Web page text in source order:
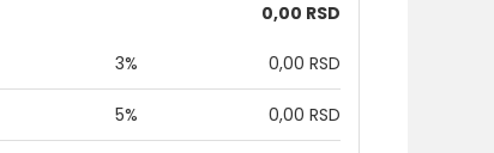
0,00 RSD
3% 0,00 RSD
5% 0,00 RSD